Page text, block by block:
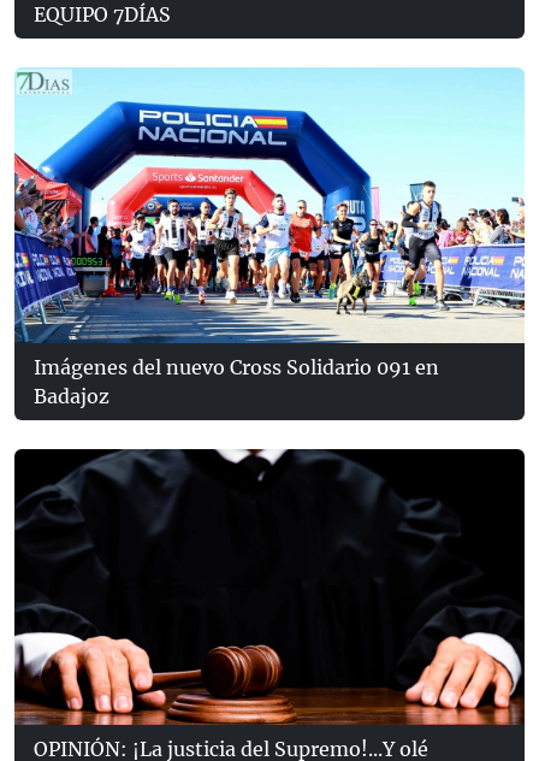
EQUIPO 7DÍAS
Imágenes del nuevo Cross Solidario 091 en
Badajoz
OPINIÓN: ¡La justicia del Supremo!...Y olé